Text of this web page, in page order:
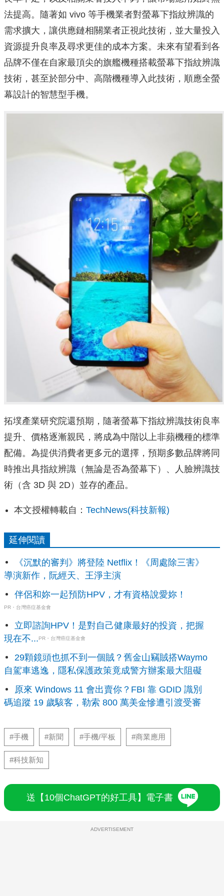
法提高。隨著如 vivo 等手機業者對螢幕下指紋辨識的
需求擴大，讓供應鏈相關業者正視此技術，並大量投入
資源提升良率及尋求更佳的成本方案。未來有望看到各
品牌不僅在自家最頂尖的旗艦機種搭載螢幕下指紋辨識
技術，甚至於部分中、高階機種導入此技術，順應全螢
幕設計的智慧型手機。
拓墣產業研究院還預期，隨著螢幕下指紋辨識技術良率
提升、價格逐漸親民，將成為中階以上非蘋機種的標準
配備。為提供消費者更多元的選擇，預期多數品牌將同
時推出具指紋辨識（無論是否為螢幕下）、人臉辨識技
術（含 3D 與 2D）並存的產品。
本文授權轉載自： TechNews(科技新報)
延伸閱讀
《沉默的審判》將登陸 Netflix！《周處除三害》
導演新作，阮經天、王淨主演
伴侶和妳一起預防HPV，才有資格說愛妳！
PR・台灣癌症基金會
立即諮詢HPV！是對自己健康最好的投資，把握
現在不...PR・台灣癌症基金會
29顆鏡頭也抓不到一個賊？舊金山竊賊搭Waymo
自駕車逃逸，隱私保護政策竟成警方辦案最大阻礙
原來 Windows 11 會出賣你？FBI 靠 GDID 識別
碼追蹤 19 歲駭客，勒索 800 萬美金慘遭引渡受審
#手機 #新聞 #手機/平板 #商業應用
#科技新知
送【10個ChatGPT的好工具】電子書
ADVERTISEMENT